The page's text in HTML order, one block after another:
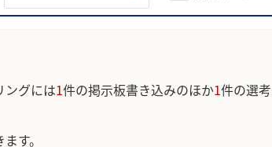
ングには1件の掲示板書き込みのほか1件の選
す。